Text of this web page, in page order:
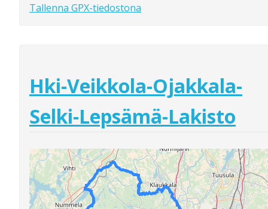
Tallenna GPX-tiedostona
Hki-Veikkola-Ojakkala-
Selki-Lepsämä-Lakisto